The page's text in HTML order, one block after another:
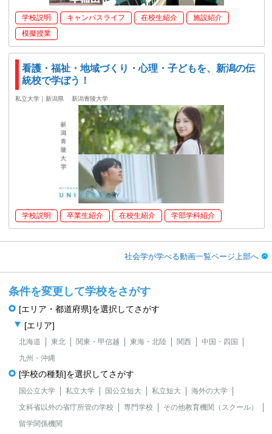
学校説明 キャンパスライフ 在校生紹介
施設紹介
模擬授業
看護・福祉・地域づくり・心理・子どもを、新潟の伝
統校で学ぼう！
私立大学｜新潟県 新潟青陵大学
学校説明 卒業生紹介 在校生紹介 学部学科紹介
社会学が学べる動画一覧ページ上部へ
条件を変更して学校をさがす
[エリア・都道府県]を選択してさがす
[エリア]
北海道 東北 関東・甲信越 東海・北陸 関西
中国・四国
九州・沖縄
[学校の種類]を選択してさがす
国公立大学 私立大学 国公立短大 私立短大
海外の大学
文科省以外の省庁所管の学校
専門学校
その他教育機関（スクール）
留学関係機関